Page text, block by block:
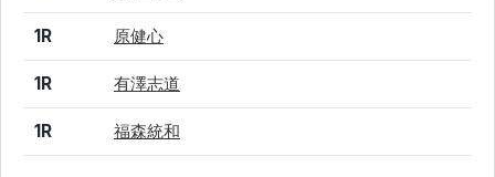
1R 原健心
1R 有澤志道
1R 福森統和